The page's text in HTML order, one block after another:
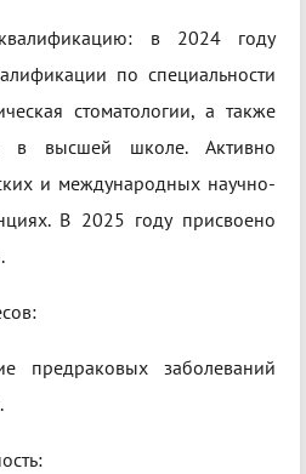
в 2024 году
по специальности
стоматологии, а также
в высшей школе. Активно
и международных научно-
В 2025 году присвоено
предраковых заболеваний